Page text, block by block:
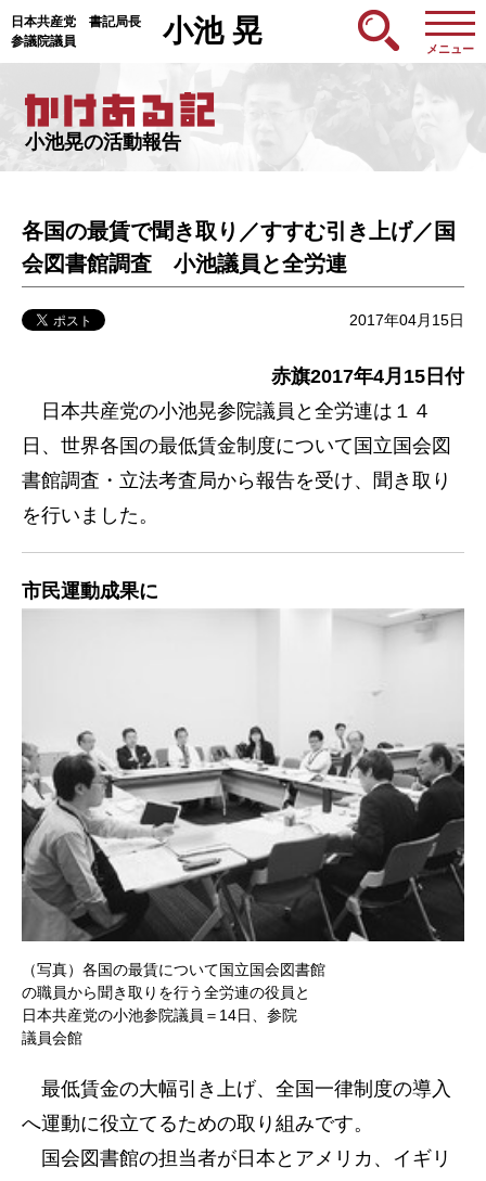
日本共産党 書記局長
参議院議員
小池 晃
メニュー
小池晃の活動報告
各国の最賃で聞き取り／すすむ引き上げ／国
会図書館調査 小池議員と全労連
2017年04月15日
赤旗2017年4月15日付
日本共産党の小池晃参院議員と全労連は１４
日、世界各国の最低賃金制度について国立国会図
書館調査・立法考査局から報告を受け、聞き取り
を行いました。
市民運動成果に
（写真）各国の最賃について国立国会図書館
の職員から聞き取りを行う全労連の役員と
日本共産党の小池参院議員＝14日、参院
議員会館
最低賃金の大幅引き上げ、全国一律制度の導入
へ運動に役立てるための取り組みです。
国会図書館の担当者が日本とアメリカ、イギリ